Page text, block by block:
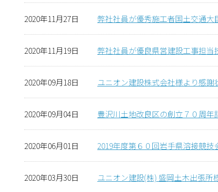
2020年11月27日 弊社社員が優秀施工者国土交通
2020年11月19日 弊社社員が優良県営建設工事担
2020年09月18日 ユニオン建設株式会社様より感謝
2020年09月04日 豊沢川土地改良区の創立７０周
2020年06月01日 2019年度第６０回岩手県溶接競
2020年03月30日 ユニオン建設(株) 盛岡土木出張